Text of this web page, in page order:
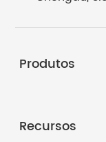
Produtos
Recursos